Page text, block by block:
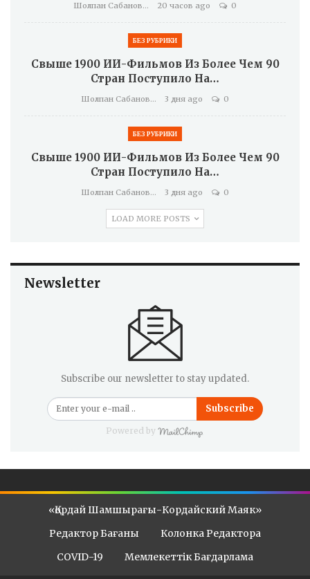
Шолпан Сабанова 20 часов ago 0
БЕЗ РУБРИКИ
Свыше 1900 ИИ-Фильмов Из Более Чем 90
Стран Поступило На…
Шолпан Сабанова 3 дня ago 0
БЕЗ РУБРИКИ
Свыше 1900 ИИ-Фильмов Из Более Чем 90
Стран Поступило На…
Шолпан Сабанова 3 дня ago 0
LOAD MORE POSTS
Newsletter
Subscribe our newsletter to stay updated.
Subscribe
Powered by
«Қордай Шамшырағы-Кордайский Маяк»
Редактор Бағаны
Колонка Редактора
COVID-19
Мемлекеттік Бағдарлама